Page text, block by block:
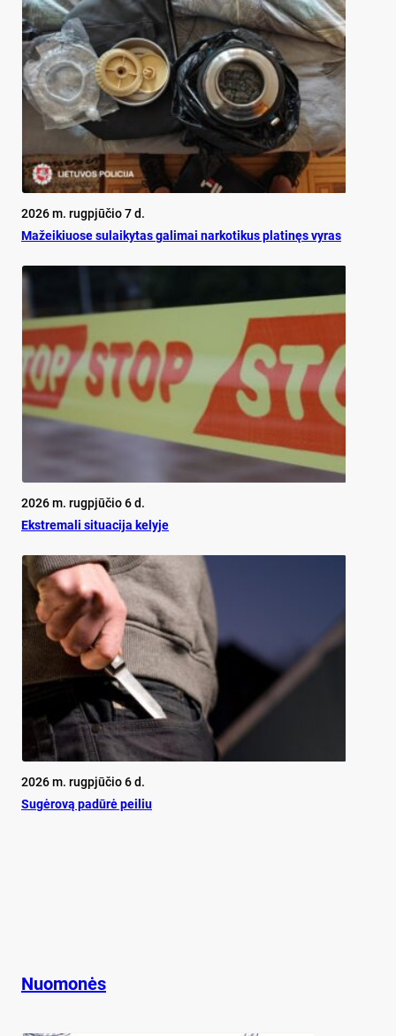
2026 m. rugpjūčio 7 d.
Mažeikiuose sulaikytas galimai narkotikus platinęs vyras
2026 m. rugpjūčio 6 d.
Ekst­re­ma­li si­tua­ci­ja ke­ly­je
2026 m. rugpjūčio 6 d.
Su­gė­ro­vą pa­dū­rė pei­liu
Nuomonės